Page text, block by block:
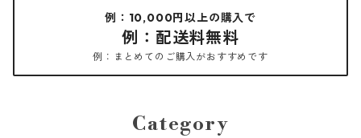
例：10,000円以上の購入で
例：配送料無料
例：まとめてのご購入がおすすめです
Category